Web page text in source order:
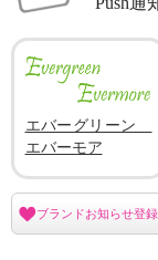
エバーグリーン
エバーモア
ブランドお知らせ登録